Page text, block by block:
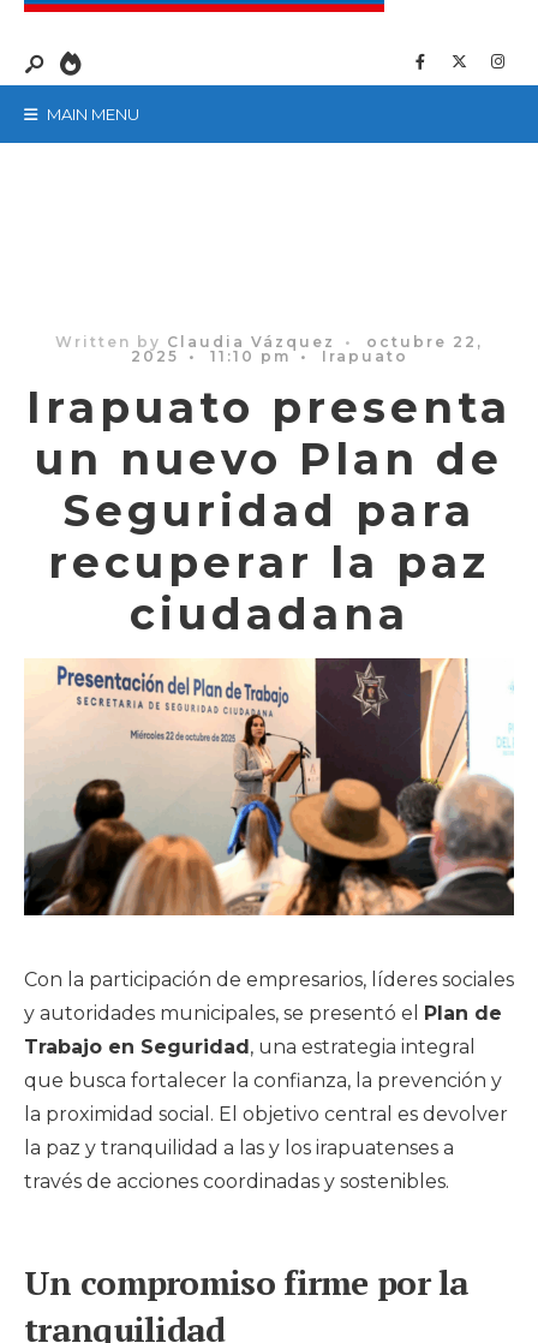
MAIN MENU
Written by Claudia Vázquez •
octubre 22,
2025
• 11:10 pm • Irapuato
Irapuato presenta
un nuevo Plan de
Seguridad para
recuperar la paz
ciudadana
Con la participación de empresarios, líderes sociales
y autoridades municipales, se presentó el Plan de
Trabajo en Seguridad, una estrategia integral
que busca fortalecer la confianza, la prevención y
la proximidad social. El objetivo central es devolver
la paz y tranquilidad a las y los irapuatenses a
través de acciones coordinadas y sostenibles.
Un compromiso firme por la
tranquilidad